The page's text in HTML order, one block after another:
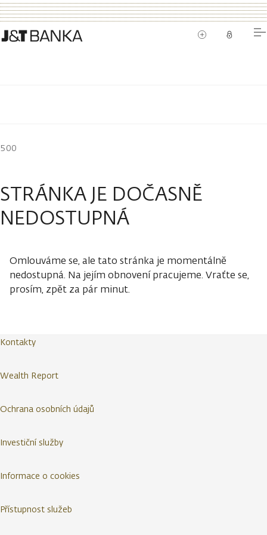
500
STRÁNKA JE DOČASNĚ
NEDOSTUPNÁ
Omlouváme se, ale tato stránka je momentálně
nedostupná. Na jejím obnovení pracujeme. Vraťte se,
prosím, zpět za pár minut.
Kontakty
Wealth Report
Ochrana osobních údajů
Investiční služby
Informace o cookies
Přístupnost služeb